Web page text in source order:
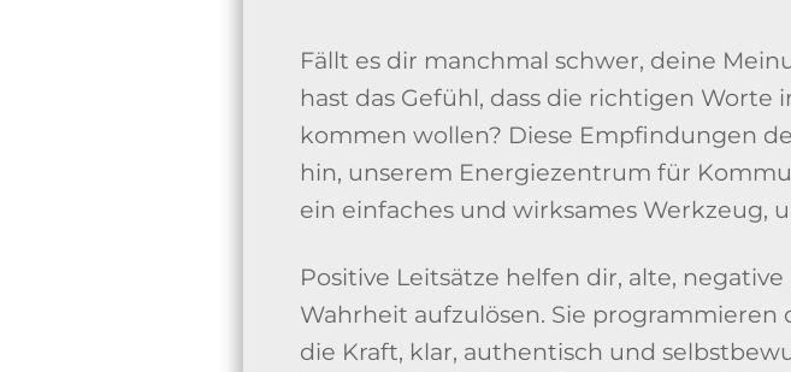
Fällt es dir manchmal schwer, deine
hast das Gefühl, dass die richtigen
kommen wollen? Diese Empfindungen
hin, unserem Energiezentrum für
ein einfaches und wirksames Werkzeug,
Positive Leitsätze helfen dir, alte,
Wahrheit aufzulösen. Sie
die Kraft, klar, authentisch und